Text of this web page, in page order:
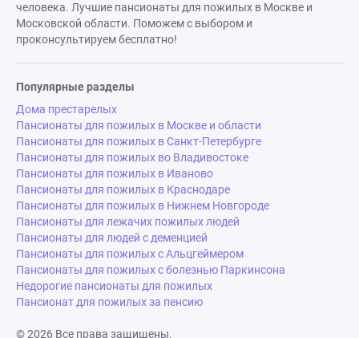
человека. Лучшие пансионаты для пожилых в Москве и
Московской области. Поможем с выбором и
проконсультируем бесплатно!
Популярные разделы
Дома престарелых
Пансионаты для пожилых в Москве и области
Пансионаты для пожилых в Санкт-Петербурге
Пансионаты для пожилых во Владивостоке
Пансионаты для пожилых в Иваново
Пансионаты для пожилых в Краснодаре
Пансионаты для пожилых в Нижнем Новгороде
Пансионаты для лежачих пожилых людей
Пансионаты для людей с деменцией
Пансионаты для пожилых с Альцгеймером
Пансионаты для пожилых с болезнью Паркинсона
Недорогие пансионаты для пожилых
Пансионат для пожилых за пенсию
© 2026 Все права защищены.